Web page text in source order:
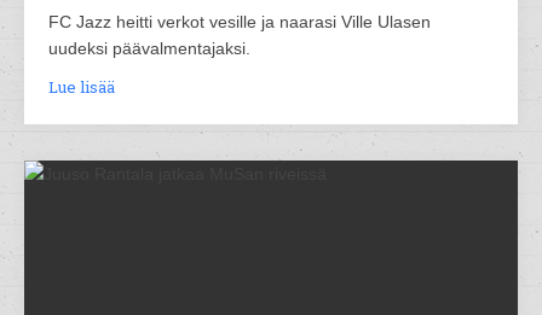
FC Jazz heitti verkot vesille ja naarasi Ville Ulasen
uudeksi päävalmentajaksi.
Lue lisää